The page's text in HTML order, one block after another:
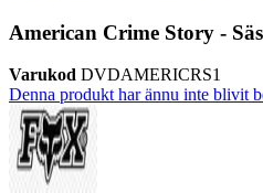
American Crime Story -
Varukod DVDAMERICRS1
Denna produkt har ännu inte blivit